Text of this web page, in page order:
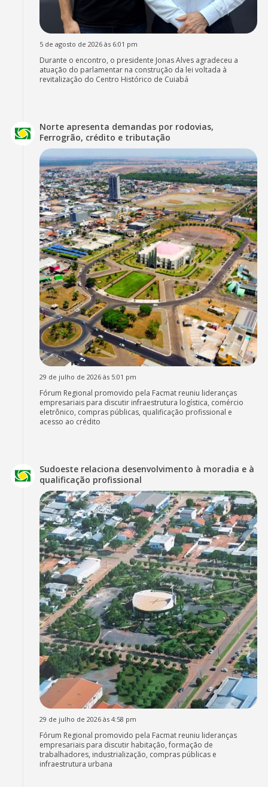
5 de agosto de 2026 às 6:01 pm
Durante o encontro, o presidente Jonas Alves agradeceu a
atuação do parlamentar na construção da lei voltada à
revitalização do Centro Histórico de Cuiabá
Norte apresenta demandas por rodovias,
Ferrogrão, crédito e tributação
29 de julho de 2026 às 5:01 pm
Fórum Regional promovido pela Facmat reuniu lideranças
empresariais para discutir infraestrutura logística, comércio
eletrônico, compras públicas, qualificação profissional e
acesso ao crédito
Sudoeste relaciona desenvolvimento à moradia e à
qualificação profissional
29 de julho de 2026 às 4:58 pm
Fórum Regional promovido pela Facmat reuniu lideranças
empresariais para discutir habitação, formação de
trabalhadores, industrialização, compras públicas e
infraestrutura urbana